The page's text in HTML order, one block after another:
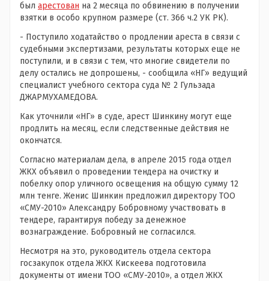
был арестован на 2 месяца по обвинению в получении
взятки в особо крупном размере (ст. 366 ч.2 УК РК).
- Поступило ходатайство о продлении ареста в связи с
судебными экспертизами, результаты которых еще не
поступили, и в связи с тем, что многие свидетели по
делу остались не допрошены, - сообщила «НГ» ведущий
специалист учебного сектора суда № 2 Гульзада
ДЖАРМУХАМЕДОВА.
Как уточнили «НГ» в суде, арест Шинкину могут еще
продлить на месяц, если следственные действия не
окончатся.
Согласно материалам дела, в апреле 2015 года отдел
ЖКХ объявил о проведении тендера на очистку и
побелку опор уличного освещения на общую сумму 12
млн тенге. Женис Шинкин предложил директору ТОО
«СМУ-2010» Александру Бобровному участвовать в
тендере, гарантируя победу за денежное
вознаграждение. Бобровный не согласился.
Несмотря на это, руководитель отдела сектора
госзакупок отдела ЖКХ Кискеева подготовила
документы от имени ТОО «СМУ-2010», а отдел ЖКХ